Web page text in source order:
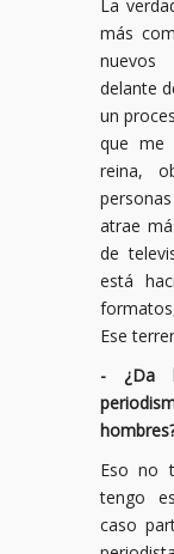
La
más
nuevos
delante
un
que me
reina,
atrae
de
está
Ese
- ¿Da
Eso no
tengo
caso